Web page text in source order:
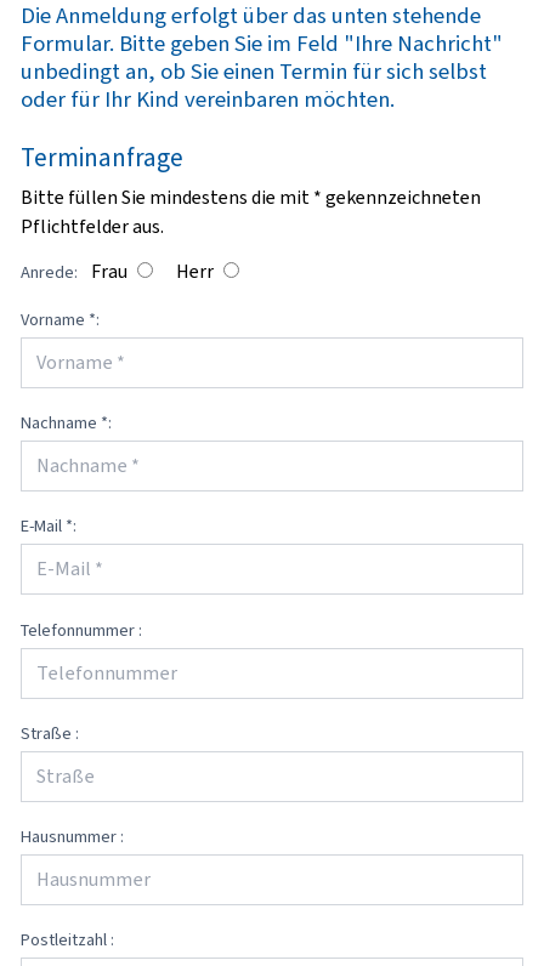
Die Anmeldung erfolgt über das unten stehende
Formular. Bitte geben Sie im Feld "Ihre Nachricht"
unbedingt an, ob Sie einen Termin für sich selbst
oder für Ihr Kind vereinbaren möchten.
Terminanfrage
Bitte füllen Sie mindestens die mit * gekennzeichneten
Pflichtfelderaus.
Anrede: Frau Herr
Vorname *:
Nachname *:
E-Mail *:
Telefonnummer :
Straße :
Hausnummer :
Postleitzahl :